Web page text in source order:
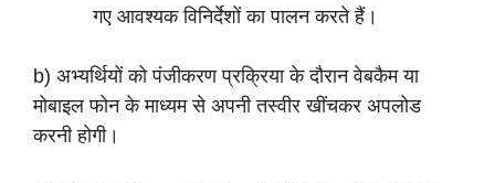
गए आवश्यक विनिर्देशों का पालन करते हैं।
b) अभ्यर्थियों को पंजीकरण प्रक्रिया के दौरान वेबकैम या
मोबाइल फोन के माध्यम से अपनी तस्वीर खींचकर अपलोड
करनी होगी।